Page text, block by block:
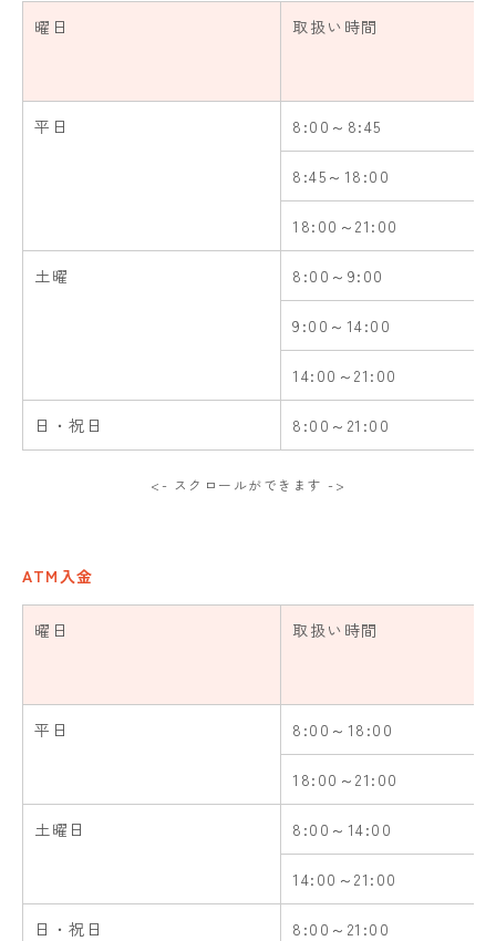
曜日 取扱い時間
平日 8:00～8:45
8:45～18:00
18:00～21:00
土曜 8:00～9:00
9:00～14:00
14:00～21:00
日・祝日 8:00～21:00
<- スクロールができます ->
ATM入金
曜日 取扱い時間
平日 8:00～18:00
18:00～21:00
土曜日 8:00～14:00
14:00～21:00
日・祝日 8:00～21:00